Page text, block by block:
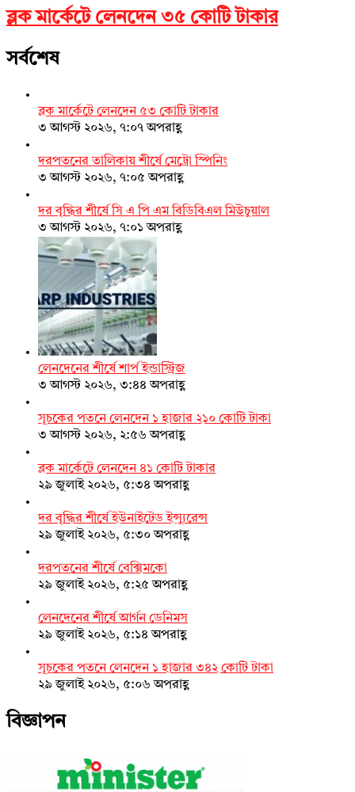
ব্লক মার্কেটে লেনদেন ৩৫ কোটি টাকার
সর্বশেষ
ব্লক মার্কেটে লেনদেন ৫৩ কোটি টাকার
৩ আগস্ট ২০২৬, ৭:০৭ অপরাহ্ণ
দরপতনের তালিকায় শীর্ষে মেট্রো স্পিনিং
৩ আগস্ট ২০২৬, ৭:০৫ অপরাহ্ণ
দর বৃদ্ধির শীর্ষে সি এ পি এম বিডিবিএল মিউচুয়াল
৩ আগস্ট ২০২৬, ৭:০১ অপরাহ্ণ
লেনদেনের শীর্ষে শার্প ইন্ডাস্ট্রিজ
৩ আগস্ট ২০২৬, ৩:৪৪ অপরাহ্ণ
সূচকের পতনে লেনদেন ১ হাজার ২১০ কোটি টাকা
৩ আগস্ট ২০২৬, ২:৫৬ অপরাহ্ণ
ব্লক মার্কেটে লেনদেন ৪১ কোটি টাকার
২৯ জুলাই ২০২৬, ৫:৩৪ অপরাহ্ণ
দর বৃদ্ধির শীর্ষে ইউনাইটেড ইন্স্যুরেন্স
২৯ জুলাই ২০২৬, ৫:৩০ অপরাহ্ণ
দরপতনের শীর্ষে বেক্সিমকো
২৯ জুলাই ২০২৬, ৫:২৫ অপরাহ্ণ
লেনদেনের শীর্ষে আর্গন ডেনিমস
২৯ জুলাই ২০২৬, ৫:১৪ অপরাহ্ণ
সূচকের পতনে লেনদেন ১ হাজার ৩৪২ কোটি টাকা
২৯ জুলাই ২০২৬, ৫:০৬ অপরাহ্ণ
বিজ্ঞাপন